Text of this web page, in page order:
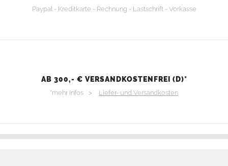
Paypal - Kreditkarte - Rechnung - Lastschrift - Vorkasse
AB 300,- € VERSANDKOSTENFREI (D)*
*mehr Infos > Liefer- und Versandkosten